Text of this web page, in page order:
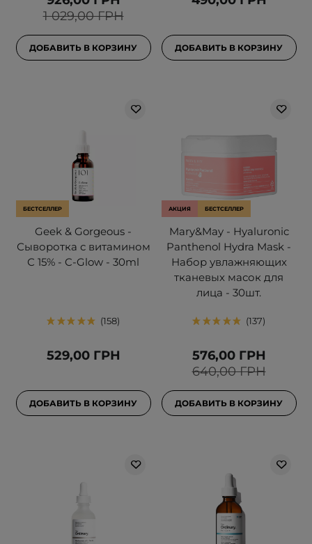
1 029,00 ГРН
ДОБАВИТЬ В КОРЗИНУ ДОБАВИТЬ В КОРЗИНУ
БЕСТСЕЛЛЕР
Geek & Gorgeous -
Сыворотка с витамином
С 15% - C-Glow - 30ml
158
529,00 ГРН
ДОБАВИТЬ В КОРЗИНУ
АКЦИЯ БЕСТСЕЛЛЕР
Mary&May - Hyaluronic
Panthenol Hydra Mask -
Набор увлажняющих
тканевых масок для
лица - 30шт.
137
640,00 ГРН
576,00 ГРН
ДОБАВИТЬ В КОРЗИНУ